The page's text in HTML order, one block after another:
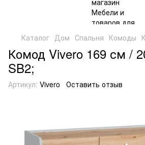
Каталог Дом Спальня Комоды
Комод Vivero 169 см /
SB2;
Артикул: Vivero Оставить отзыв